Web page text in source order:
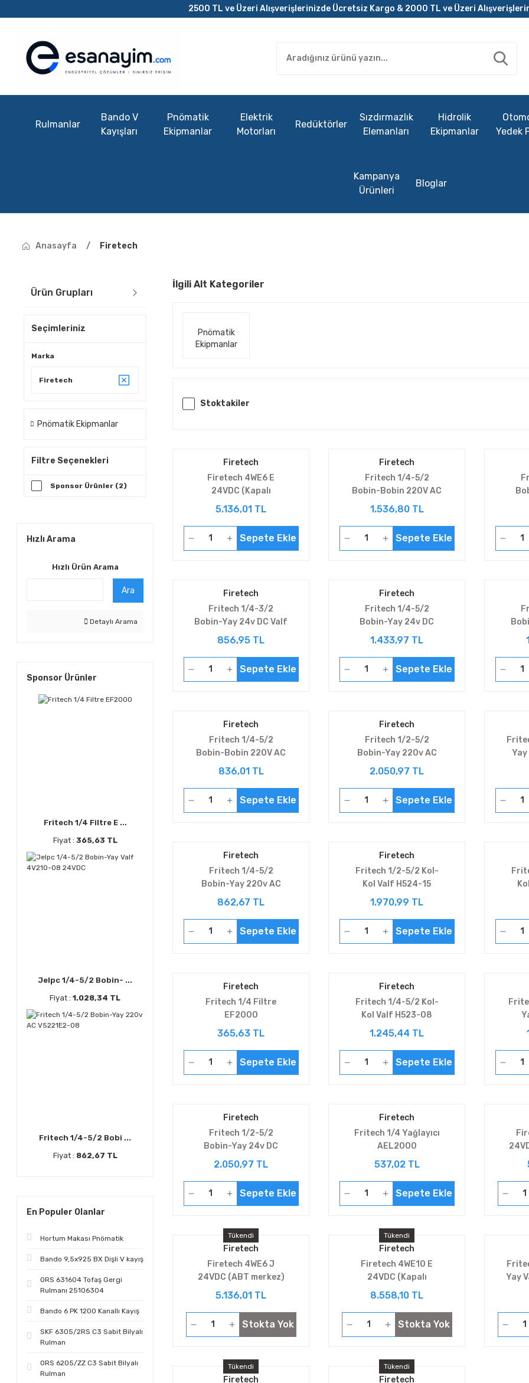
2500 TL ve Üzeri Alışverişlerinizde Ücretsiz Kargo & 2000 TL ve Üzeri
Rulmanlar
Bando V
Kayışları
Pnömatik
Ekipmanlar
Elektrik
Motorları
Redüktörler
Sızdırmazlık
Elemanları
Hidrolik
Ekipmanlar
Yedek
Kampanya
Ürünleri
Bloglar
Anasayfa Firetech
Ürün Grupları
Seçimleriniz
Marka
Firetech
Pnömatik Ekipmanlar
Filtre Seçenekleri
Sponsor Ürünler (2)
Hızlı Arama
Hızlı Ürün Arama
Ara
Detaylı Arama
Sponsor Ürünler
Fritech 1/4 Filtre E ...
Fiyat : 365,63 TL
Jelpc 1/4-5/2 Bobin- ...
Fiyat : 1.028,34 TL
Fritech 1/4-5/2 Bobi ...
Fiyat : 862,67 TL
En Populer Olanlar
Hortum Makası Pnömatik
Bando 9,5x925 BX Dişli V kayış
ORS 631604 Tofaş Gergi
Rulmanı 25106304
Bando 6 PK 1200 Kanallı Kayış
SKF 6305/2RS C3 Sabit Bilyalı
Rulman
ORS 6205/ZZ C3 Sabit Bilyalı
Rulman
İlgili Alt Kategoriler
Pnömatik
Ekipmanlar
Stoktakiler
Firetech
Firetech 4WE6 E
24VDC (Kapalı
merkez)
5.136,01 TL
Sepete Ekle
Firetech
Fritech 1/4-5/2
Bobin-Bobin 220V AC
V5222E4-08
1.536,80 TL
Sepete Ekle
Firetech
Fritech 1/4-3/2
Bobin-Yay 24v DC Valf
V3221E2-08
856,95 TL
Sepete Ekle
Firetech
Fritech 1/4-5/2
Bobin-Yay 24v DC
V5231E2-08
1.433,97 TL
Sepete Ekle
Firetech
Fritech 1/4-5/2
Bobin-Bobin 220V AC
V5222E4-08
836,01 TL
Sepete Ekle
Firetech
Fritech 1/2-5/2
Bobin-Yay 220v AC
V5241-15
2.050,97 TL
Sepete Ekle
Yay
Firetech
Fritech 1/4-5/2
Bobin-Yay 220v AC
V5221E2-08
862,67 TL
Sepete Ekle
Firetech
Fritech 1/2-5/2 Kol-
Kol Valf H524-15
1.970,99 TL
Sepete Ekle
Firetech
Fritech 1/4 Filtre
EF2000
365,63 TL
Sepete Ekle
Firetech
Fritech 1/4-5/2 Kol-
Kol Valf H523-08
1.245,44 TL
Sepete Ekle
Firetech
Fritech 1/2-5/2
Bobin-Yay 24v DC
V5241E4-15
2.050,97 TL
Sepete Ekle
Firetech
Fritech 1/4 Yağlayıcı
AEL2000
537,02 TL
Sepete Ekle
Tükendi
Firetech
Firetech 4WE6 J
24VDC (ABT merkez)
5.136,01 TL
Stokta Yok
Tükendi
Firetech
Firetech 4WE10 E
24VDC (Kapalı
merkez)
8.558,10 TL
Stokta Yok
Yay
Tükendi
Firetech
Tükendi
Firetech